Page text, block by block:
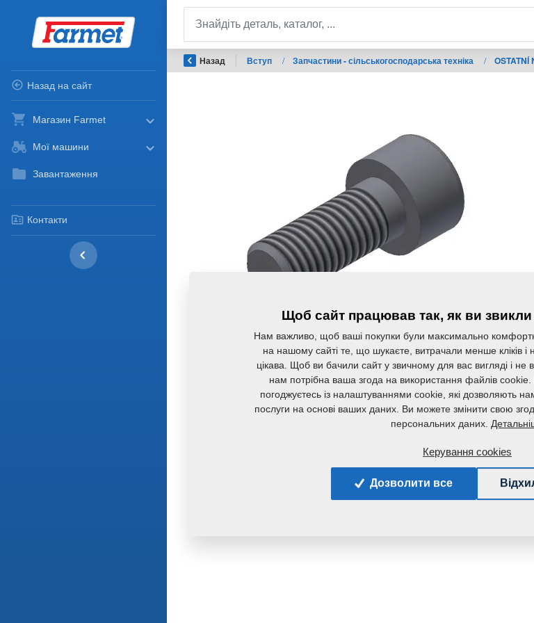
Назад на сайт
Магазин Farmet
Мої машини
Завантаження
Контакти
Назад Вступ / Запчастини - сільськогосподарська техніка / OSTATNÍ
Щоб сайт працював так, як ви
Нам важливо, щоб ваші покупки були максимально
на нашому сайті те, що шукаєте, витрачали менше кліків
цікава. Щоб ви бачили сайт у звичному для вас вигляді і
нам потрібна ваша згода на використання файлів
погоджуєтесь із налаштуваннями cookie, які дозволяють
послуги на основі ваших даних. Ви можете змінити свою
персональних даних.
Керування cookies
Дозволити все